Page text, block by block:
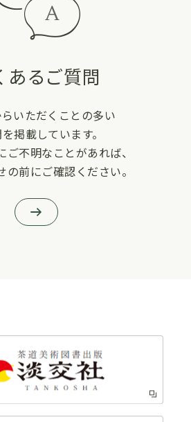
あるご質問
いただくことの多い
掲載しています。
ご不明なことがあれば、
の前にご確認ください。